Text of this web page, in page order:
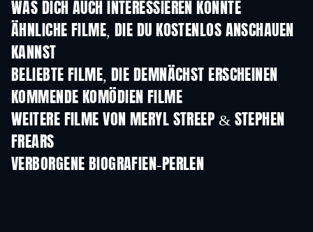
WAS DICH AUCH INTERESSIEREN KÖNNTE
ÄHNLICHE FILME, DIE DU KOSTENLOS ANSCHAUEN
KANNST
BELIEBTE FILME, DIE DEMNÄCHST ERSCHEINEN
KOMMENDE KOMÖDIEN FILME
WEITERE FILME VON MERYL STREEP & STEPHEN
FREARS
VERBORGENE BIOGRAFIEN-PERLEN